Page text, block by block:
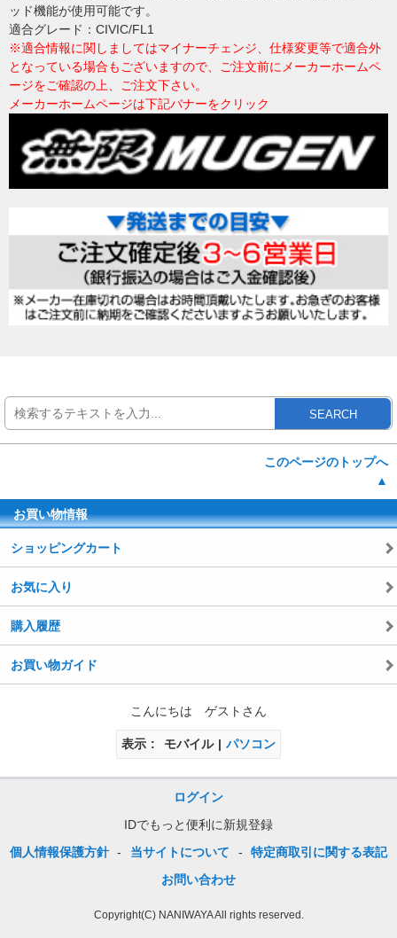
ッド機能が使用可能です。
適合グレード：CIVIC/FL1
※適合情報に関しましてはマイナーチェンジ、仕様変更等で適合外
となっている場合もございますので、ご注文前にメーカーホームペ
ージをご確認の上、ご注文下さい。
メーカーホームページは下記バナーをクリック
SEARCH
このページのトップへ
▲
お買い物情報
ショッピングカート
お気に入り
購入履歴
お買い物ガイド
こんにちは ゲストさん
表示 モバイル パソコン
ログイン
IDでもっと便利に新規登録
個人情報保護方針 - 当サイトについて -
特定商取引に関する表記
お問い合わせ
Copyright(C) NANIWAYA All rights reserved.